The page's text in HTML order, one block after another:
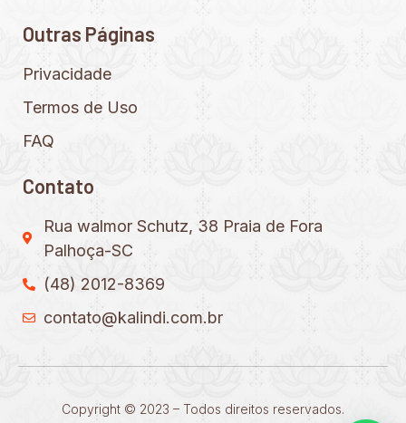
Outras Páginas
Privacidade
Termos de Uso
FAQ
Contato
Rua walmor Schutz, 38 Praia de Fora
Palhoça-SC
(48) 2012-8369
contato@kalindi.com.br
Copyright © 2023 – Todos direitos reservados.